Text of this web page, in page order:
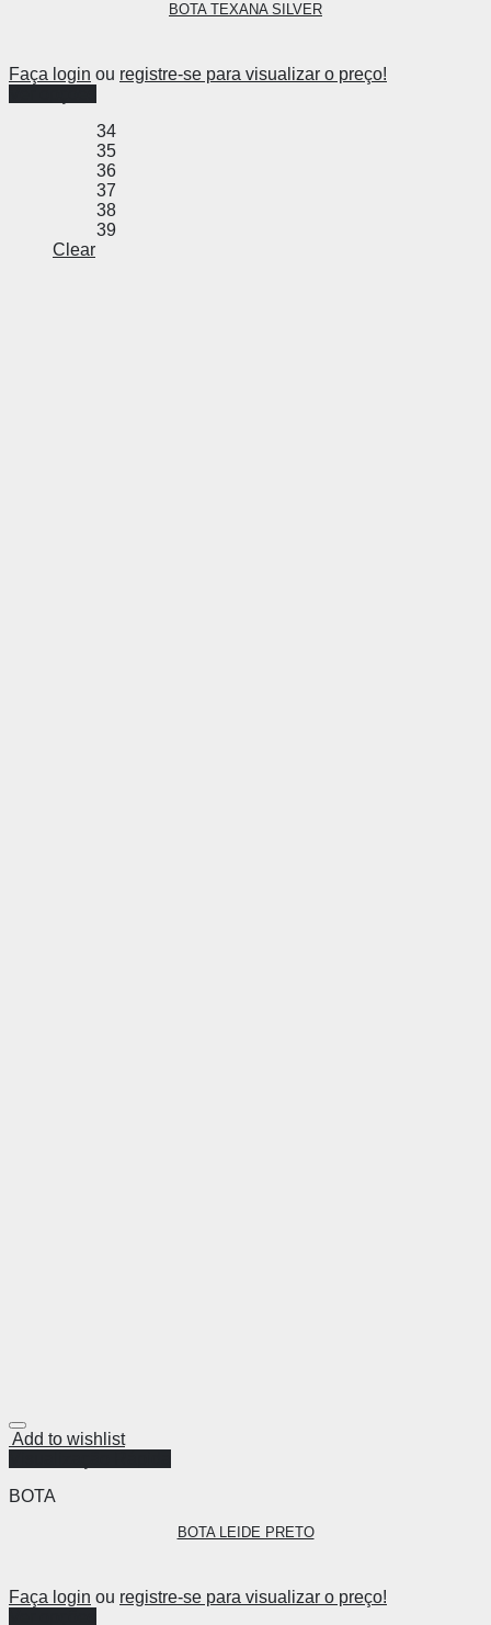
BOTA TEXANA SILVER
Faça login ou registre-se para visualizar o preço!
34
35
36
37
38
39
Clear
Add to wishlist
BOTA
BOTA LEIDE PRETO
Faça login ou registre-se para visualizar o preço!